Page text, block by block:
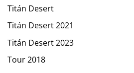
Titán Desert
Titán Desert 2021
Titán Desert 2023
Tour 2018